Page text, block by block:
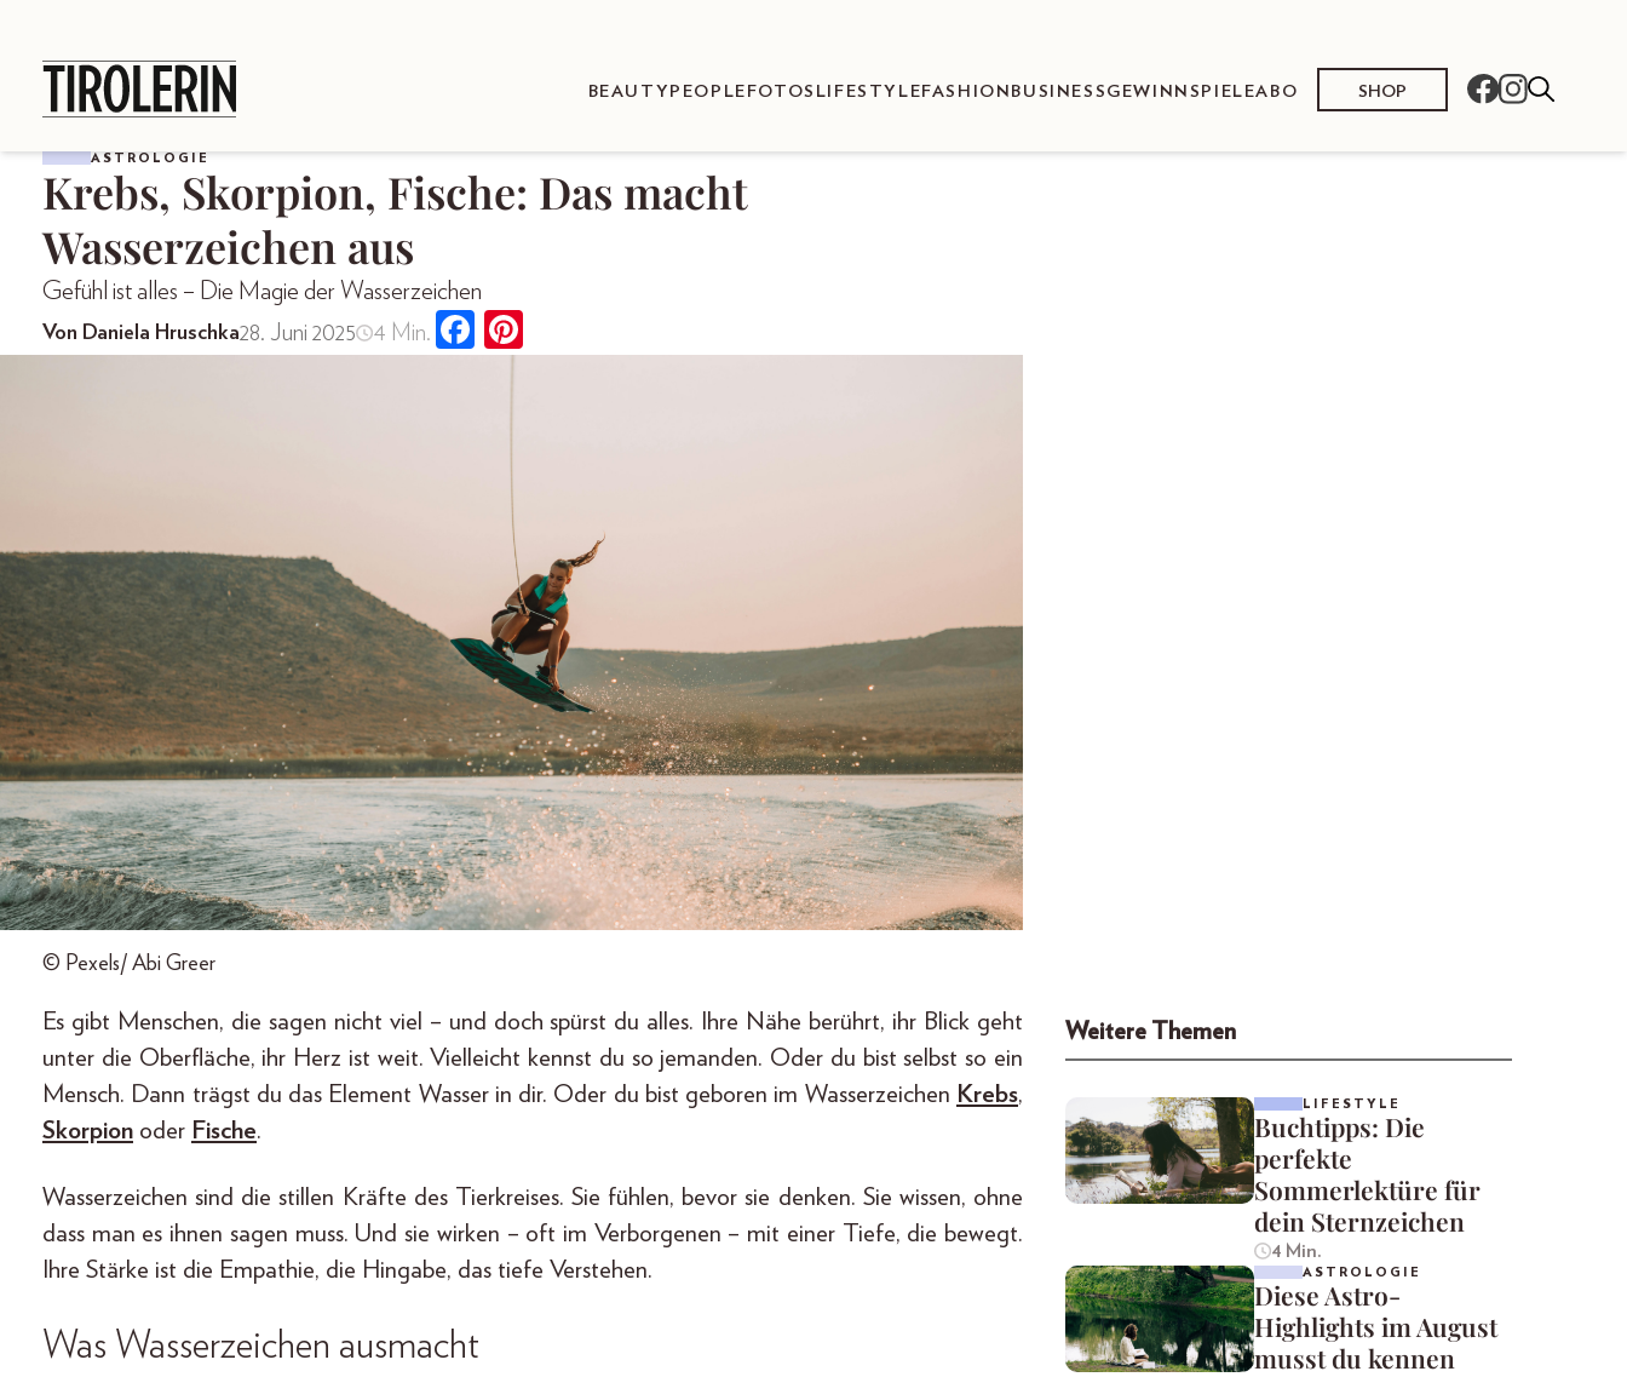
BEAUTY PEOPLE FOTOS LIFESTYLE FASHION BUSINESS GEWINNSPIELEABO SHOP
ASTROLOGIE
Krebs, Skorpion, Fische: Das macht
Wasserzeichen aus
Gefühl ist alles – Die Magie der Wasserzeichen
Von Daniela Hruschka28. Juni 2025 4 Min.
© Pexels/ Abi Greer
Es gibt Menschen, die sagen nicht viel – und doch spürst du alles. Ihre Nähe berührt, ihr Blick geht
unter die Oberfläche, ihr Herz ist weit. Vielleicht kennst du so jemanden. Oder du bist selbst so ein
Mensch. Dann trägst du das Element Wasser in dir. Oder du bist geboren im Wasserzeichen Krebs,
Skorpion oder Fische.
Wasserzeichen sind die stillen Kräfte des Tierkreises. Sie fühlen, bevor sie denken. Sie wissen, ohne
dass man es ihnen sagen muss. Und sie wirken – oft im Verborgenen – mit einer Tiefe, die bewegt.
Ihre Stärke ist die Empathie, die Hingabe, das tiefe Verstehen.
Was Wasserzeichen ausmacht
Weitere Themen
LIFESTYLE
Buchtipps: Die
perfekte
Sommerlektüre für
dein Sternzeichen
4 Min.
ASTROLOGIE
Diese Astro-
Highlights im August
musst du kennen